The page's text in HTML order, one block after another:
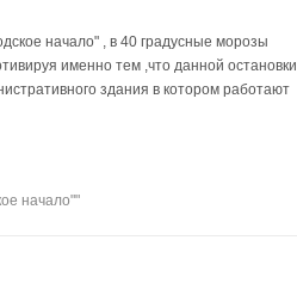
начало" , в 40 градусные морозы
именно тем ,что данной остановки
здания в котором работают
начало""